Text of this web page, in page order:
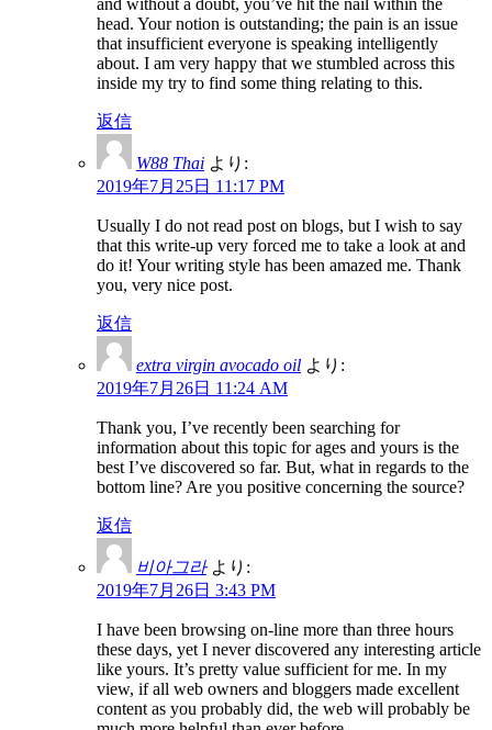
head. Your notion is outstanding; the pain is an issue
that insufficient everyone is speaking intelligently
about. I am very happy that we stumbled across this
inside my try to find some thing relating to this.
返信
W88 Thai より:
2019年7月25日 11:17 PM
Usually I do not read post on blogs, but I wish to say
that this write-up very forced me to take a look at and
do it! Your writing style has been amazed me. Thank
you, very nice post.
返信
extra virgin avocado oil より:
2019年7月26日 11:24 AM
Thank you, I’ve recently been searching for
information about this topic for ages and yours is the
best I’ve discovered so far. But, what in regards to the
bottom line? Are you positive concerning the source?
返信
비아그라 より:
2019年7月26日 3:43 PM
I have been browsing on-line more than three hours
these days, yet I never discovered any interesting article
like yours. It’s pretty value sufficient for me. In my
view, if all web owners and bloggers made excellent
content as you probably did, the web will probably be